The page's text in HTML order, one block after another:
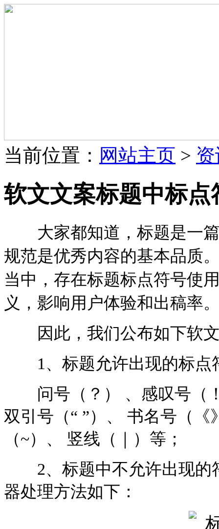
当前位置： 网站主页 >
软文文案标题中标
大家都知道，标题是一篇
规范是优秀内容的基本品质
当中，存在标题标点符号使
义，影响用户体验和出稿率
因此，我们公布如下软文
1、标题允许出现的标点
问号（？） 、感叹号（！
双引号（“ ”）、 书名号（《
（~）、 竖线（｜）等；
2、标题中不允许出现的
器处理方法如下：